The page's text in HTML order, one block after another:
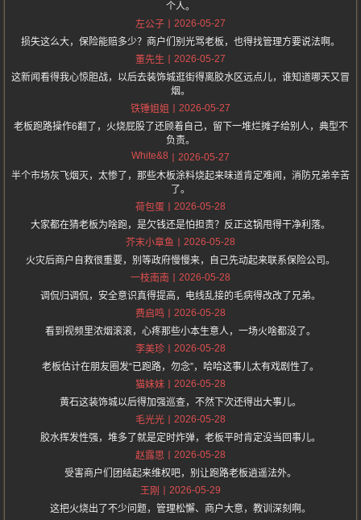
个人。
左公子
2026-05-27
损失这么大，保险能赔多少？商户们别光骂老板，也得找管理方要说法啊。
董先生
2026-05-27
这新闻看得我心惊胆战，以后去装饰城逛街得离胶水区远点儿，谁知道哪天又冒
烟。
铁锤姐姐
2026-05-27
老板跑路操作6翻了，火烧屁股了还顾着自己，留下一堆烂摊子给别人，典型不
负责。
White&8
2026-05-27
半个市场灰飞烟灭，太惨了，那些木板涂料烧起来味道肯定难闻，消防兄弟辛苦
了。
荷包蛋
2026-05-28
大家都在猜老板为啥跑，是欠钱还是怕担责？反正这锅甩得干净利落。
芥末小章鱼
2026-05-28
火灾后商户自救很重要，别等政府慢慢来，自己先动起来联系保险公司。
一枝南南
2026-05-28
调侃归调侃，安全意识真得提高，电线乱接的毛病得改改了兄弟。
费启鸣
2026-05-28
看到视频里浓烟滚滚，心疼那些小本生意人，一场火啥都没了。
李美珍
2026-05-28
老板估计在朋友圈发“已跑路，勿念”，哈哈这事儿太有戏剧性了。
猫妹妹
2026-05-28
黄石这装饰城以后得加强巡查，不然下次还得出大事儿。
毛光光
2026-05-28
胶水挥发性强，堆多了就是定时炸弹，老板平时肯定没当回事儿。
赵露思
2026-05-28
受害商户们团结起来维权吧，别让跑路老板逍遥法外。
王刚
2026-05-29
这把火烧出了不少问题，管理松懈、商户大意，教训深刻啊。